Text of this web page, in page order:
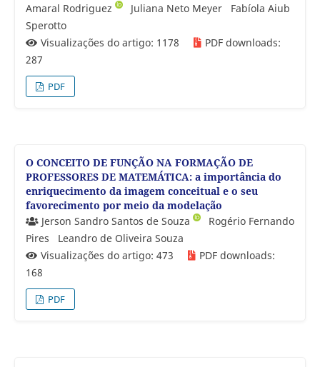
Amaral Rodriguez
Juliana Neto Meyer Fabíola Aiub
Sperotto
Visualizações do artigo: 1178
PDF downloads:
287
PDF
O CONCEITO DE FUNÇÃO NA FORMAÇÃO DE
PROFESSORES DE MATEMÁTICA: a importância do
enriquecimento da imagem conceitual e o seu
favorecimento por meio da modelação
Jerson Sandro Santos de Souza
Rogério Fernando
Pires Leandro de Oliveira Souza
Visualizações do artigo: 473
PDF downloads:
168
PDF